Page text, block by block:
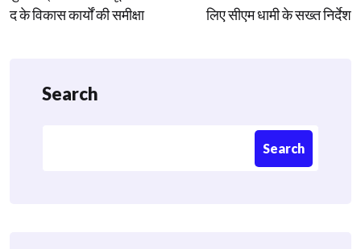
navigation
द के विकास कार्यों की समीक्षा
लिए सीएम धामी के सख्त निर्देश
Search
Search